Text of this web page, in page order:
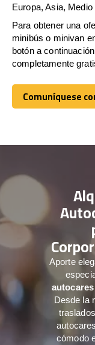
Europa, Asia,
Para obtener una
minibús o minivan
botón a
completamente
Comuníquese
Comuníquese
Aporte
Desde la
cómodo